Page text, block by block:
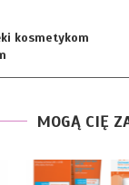
kosmetykom
MOGĄ CIĘ